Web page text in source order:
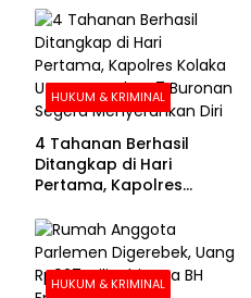
Evakuasi Jenazah
Korban
HUKUM & KRIMINAL
4 Tahanan Berhasil
Ditangkap di Hari
Pertama, Kapolres
Buronan Segera
Menyerahkan Diri
HUKUM & KRIMINAL